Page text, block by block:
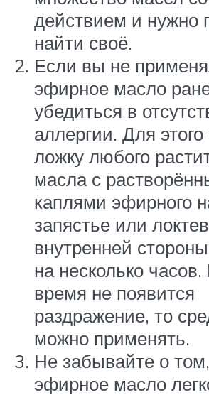
действием и нужно
найти своё.
Если вы не
эфирное масло
убедиться в
аллергии. Для
ложку любого
масла с
каплями эфирного
запястье или
внутренней
на несколько
время не появится
раздражение, то
можно применять.
Не забывайте о
эфирное масло